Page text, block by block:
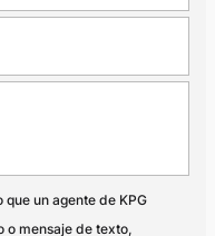
un agente de KPG
o mensaje de texto,